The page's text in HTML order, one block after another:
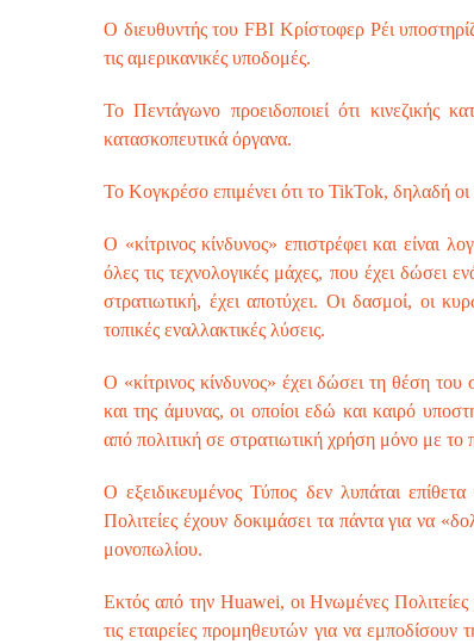
Ο διευθυντής του FBI Κρίστοφερ Ρέι
τις αμερικανικές υποδομές.
Το Πεντάγωνο προειδοποιεί ότι κινεζικής
κατασκοπευτικά όργανα.
Το Κογκρέσο επιμένει ότι το TikTok, δηλαδή
Ο «κίτρινος κίνδυνος» επιστρέφει και είναι
όλες τις τεχνολογικές μάχες, που έχει δώσει
στρατιωτική, έχει αποτύχει. Οι δασμοί, οι
τοπικές εναλλακτικές λύσεις.
Ο «κίτρινος κίνδυνος» έχει δώσει τη θέση του
και της άμυνας, οι οποίοι εδώ και καιρό
από πολιτική σε στρατιωτική χρήση μόνο με το
Ο εξειδικευμένος Τύπος δεν λυπάται
Πολιτείες έχουν δοκιμάσει τα πάντα για να
μονοπωλίου.
Εκτός από την Huawei, οι Ηνωμένες
τις εταιρείες προμηθευτών για να